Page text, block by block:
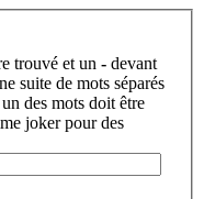
trouvé et un - devant
suite de mots séparés
des mots doit être
joker pour des